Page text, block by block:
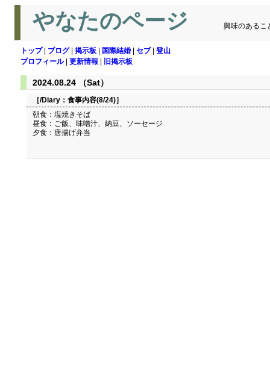
やなたのページ 興味のあるこ
トップ| ブログ| 掲示板 国際結婚 セブ| 登山
プロフィール| 更新情報 旧掲示板
2024.08.24 （Sat）
［/Diary： 食事内容(8/24)］
朝食：塩焼きそば
昼食：ご飯、味噌汁、納豆、ソーセージ
夕食：唐揚げ弁当